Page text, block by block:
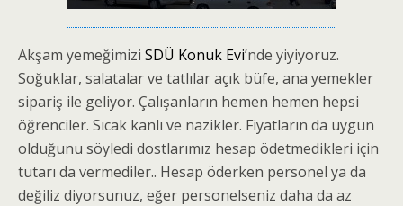
Akşam yemeğimizi SDÜ Konuk Evi’nde yiyiyoruz.
Soğuklar, salatalar ve tatlılar açık büfe, ana yemekler
sipariş ile geliyor. Çalışanların hemen hemen hepsi
öğrenciler. Sıcak kanlı ve nazikler. Fiyatların da uygun
olduğunu söyledi dostlarımız hesap ödetmedikleri için
tutarı da vermediler.. Hesap öderken personel ya da
değiliz diyorsunuz, eğer personelseniz daha da az